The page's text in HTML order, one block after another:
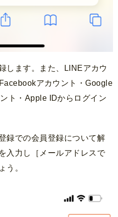
します。また、LINEアカウ
アカウント・Google
ト・Apple IDからログイン
録での会員登録について解
入力し［メールアドレスで
う。